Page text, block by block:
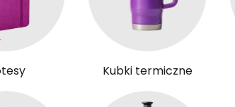
Kubki termiczne